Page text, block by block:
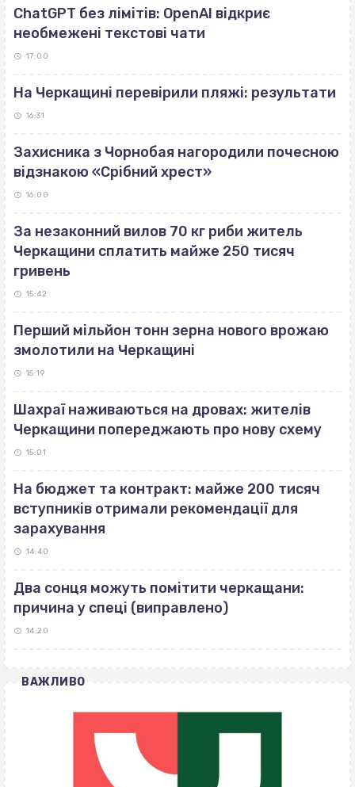
ChatGPT без лімітів: OpenAI відкриє
необмежені текстові чати
17:00
На Черкащині перевірили пляжі: результати
16:31
Захисника з Чорнобая нагородили почесною
відзнакою «Срібний хрест»
16:00
За незаконний вилов 70 кг риби житель
Черкащини сплатить майже 250 тисяч
гривень
15:42
Перший мільйон тонн зерна нового врожаю
змолотили на Черкащині
15:19
Шахраї наживаються на дровах: жителів
Черкащини попереджають про нову схему
15:01
На бюджет та контракт: майже 200 тисяч
вступників отримали рекомендації для
зарахування
14:40
Два сонця можуть помітити черкащани:
причина у спеці (виправлено)
14:20
ВАЖЛИВО